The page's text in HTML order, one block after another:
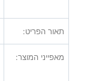
תאור הפריט:
מאפייני המוצר: